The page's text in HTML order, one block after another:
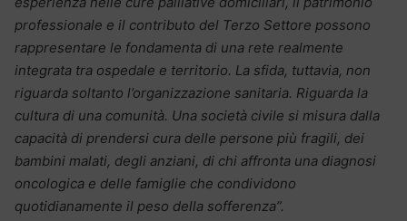
professionale e il contributo del Terzo Settore possono
rappresentare le fondamenta di una rete realmente
integrata tra ospedale e territorio. La sfida, tuttavia, non
riguarda soltanto l’organizzazione sanitaria. Riguarda la
cultura di una comunità. Una società civile si misura dalla
capacità di prendersi cura delle persone più fragili, dei
bambini malati, degli anziani, di chi affronta una diagnosi
oncologica e delle famiglie che condividono
quotidianamente il peso della sofferenza”.